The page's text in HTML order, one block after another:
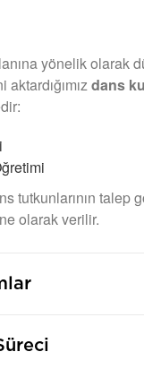
yönelik olarak
dans
tutkunlarının talep
olarak verilir.